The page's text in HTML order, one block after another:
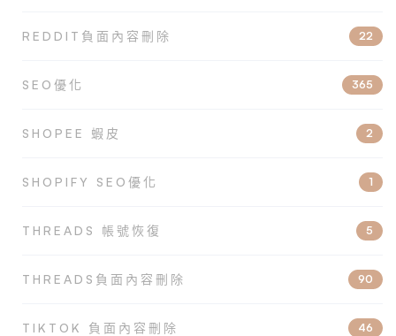
REDDIT負面內容刪除 22
SEO優化 365
SHOPEE 蝦皮 2
SHOPIFY SEO優化 1
THREADS 帳號恢復 5
THREADS負面內容刪除 90
TIKTOK 負面內容刪除 46